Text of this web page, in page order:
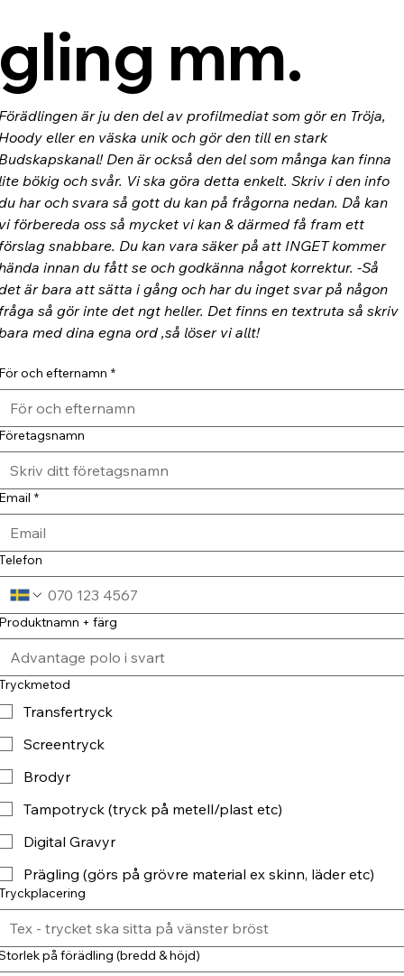
mm.
är ju den del av profilmediat som gör en Tröja,
eller en väska unik och gör den till en stark
Den är också den del som många kan finna
bökig och svår. Vi ska göra detta enkelt. Skriv i den info
har och svara så gott du kan på frågorna nedan. Då kan
förbereda oss så mycket vi kan & därmed få fram ett
snabbare. Du kan vara säker på att INGET kommer
innan du fått se och godkänna något korrektur. -Så
är bara att sätta i gång och har du inget svar på någon
så gör inte det ngt heller. Det finns en textruta så skriv
med dina egna ord ,så löser vi allt!
och efternamn *
*
+ färg
Transfertryck
Screentryck
Brodyr
Tampotryck (tryck på metell/plast etc)
Digital Gravyr
Prägling (görs på grövre material ex skinn, läder etc)
på förädling (bredd & höjd)